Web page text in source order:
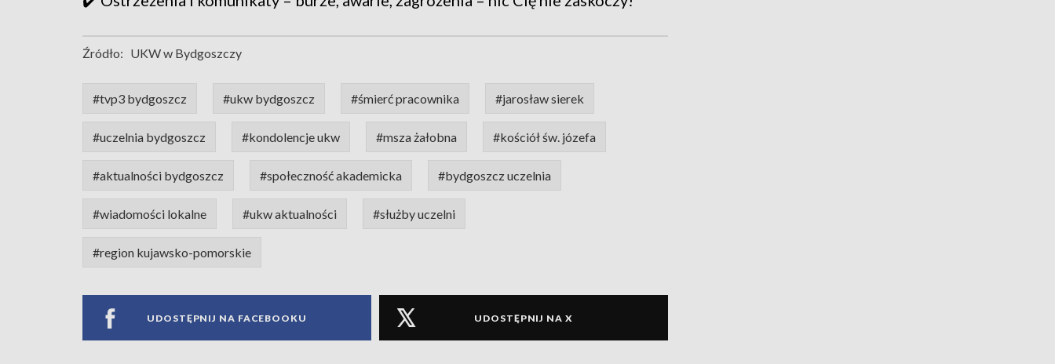
Źródło: UKW w Bydgoszczy
#tvp3 bydgoszcz #ukw bydgoszcz #śmierć pracownika #jarosław sierek
#uczelnia bydgoszcz #kondolencje ukw #msza żałobna #kościół św. józefa
#aktualności bydgoszcz #społeczność akademicka #bydgoszcz uczelnia
#wiadomości lokalne #ukw aktualności #służby uczelni
#region kujawsko-pomorskie
UDOSTĘPNIJ NA FACEBOOKU UDOSTĘPNIJ NA X